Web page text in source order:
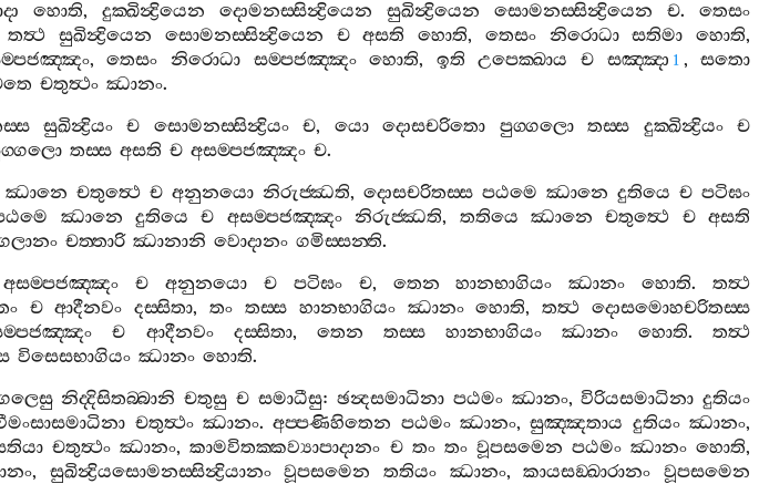
හොති, දුක‍්ඛින්‍ද්‍රියෙන දොමනස‍්සින්‍ද්‍රියෙන සුඛින්‍ද්‍රියෙන සොමනස‍්සින්‍ද්‍රියෙන ච.තෙසං
තත්‍ථ සුඛින්‍ද්‍රියෙන සොමනස‍්සින්‍ද්‍රියෙන ච අසති හොති, තෙසං නිරොධා සතිමා හොති,
,තෙසං නිරොධා සම‍්පජඤ‍්ඤං හොති, ඉති උපෙක‍්ඛාය ච සඤ‍්ඤා 1 ,සතො
චතුත්‍ථං ඣානං.
සුඛින්‍ද්‍රියං ච සොමනස‍්සින්‍ද්‍රියං ච, යො දොසචරිතො පුග‍්ගලො තස‍්ස දුක‍්ඛින්‍ද්‍රියං
ච
තස‍්ස අසති ච අසම‍්පජඤ‍්ඤං ච.
ඣානෙ චතුත්‍ථෙ ච අනුනයො නිරුජ‍්ඣති, දොසචරිතස‍්ස පඨමෙ ඣානෙ දුතියෙ ච පටිඝං
ඣානෙ දුතියෙ ච අසම‍්පජඤ‍්ඤං නිරුජ‍්ඣති, තතියෙ ඣානෙ චතුත්‍ථෙ ච අසති
චත‍්තාරි ඣානානි වොදානං ගමිස‍්සන‍්ති.
අසම‍්පජඤ‍්ඤං ච අනුනයො ච පටිඝං ච, තෙන හානභාගියං ඣානං හොති. තත්‍ථ
ච ආදීනවං දස‍්සිතා,තං තස‍්ස හානභාගියං ඣානං හොති,තත්‍ථ දොසමොහචරිතස‍්ස
ච ආදීනවං දස‍්සිතා, තෙන තස‍්ස හානභාගියං ඣානං හොති.තත්‍ථ
විසෙසභාගියං ඣානං හොති.
නිද‍්දිසිතබ‍්බානි චතුසු ච සමාධීසු:ඡන්‍දසමාධිනා පඨමං ඣානං,විරියසමාධිනා දුතියං
චතුත්‍ථං ඣානං.අප‍්පණිහිතෙන පඨමං ඣානං,සුඤ‍්ඤතාය දුතියං ඣානං,
චතුත්‍ථං ඣානං,කාමවිතක‍්කව්‍යාපාදානං ච තං තං වූපසමෙන පඨමං ඣානං හොති,
, සුඛින්‍ද්‍රියසොමනස‍්සින්‍ද්‍රියානං වූපසමෙන තතියං ඣානං,කායසඞ‍්ඛාරානං
වූපසමෙන